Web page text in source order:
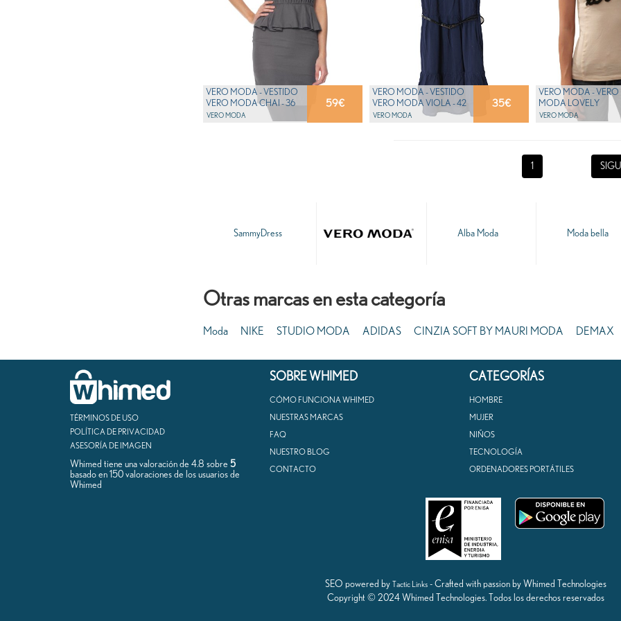
59€
VERO MODA - VESTIDO
VERO MODA CHAI - 36
VERO MODA
35€
VERO MODA - VESTIDO
VERO MODA VIOLA - 42
VERO MODA
VERO MODA - VERO
MODA LOVELY
CAMISETA - XS
VERO MODA
1
SammyDress Alba Moda Moda bella
Otras marcas en esta categoría
Moda NIKE STUDIO MODA ADIDAS CINZIA SOFT BY MAURI MODA DEMAX
TÉRMINOS DE USO
POLÍTICA DE PRIVACIDAD
ASESORÍA DE IMAGEN
Whimed tiene una valoración de 4.8 sobre 5
basado en 150 valoraciones de los usuarios de
Whimed
SOBRE WHIMED
CÓMO FUNCIONA WHIMED
NUESTRAS MARCAS
FAQ
NUESTRO BLOG
CONTACTO
CATEGORÍAS
HOMBRE
MUJER
NIÑOS
TECNOLOGÍA
ORDENADORES PORTÁTILES
SEO powered by Tactic Links - Crafted with passion by Whimed Technologies
Copyright © 2024 Whimed Technologies. Todos los derechos reservados